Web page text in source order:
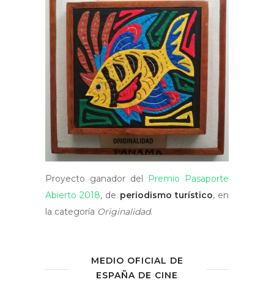
Proyecto ganador del
Premio Pasaporte
Abierto 2018, de periodismo turístico, en
la categoría Originalidad.
MEDIO OFICIAL DE
ESPAÑA DE CINE